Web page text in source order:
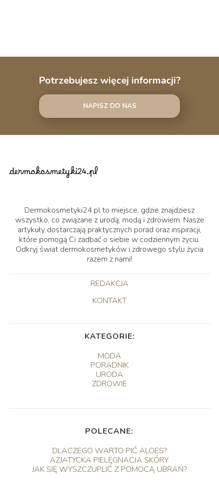
Potrzebujesz więcej informacji?
NAPISZ DO NAS
Dermokosmetyki24.pl to miejsce, gdzie znajdziesz
wszystko, co związane z urodą, modą i zdrowiem. Nasze
artykuły dostarczają praktycznych porad oraz inspiracji,
które pomogą Ci zadbać o siebie w codziennym życiu.
Odkryj świat dermokosmetyków i zdrowego stylu życia
razem z nami!
REDAKCJA
KONTAKT
KATEGORIE:
MODA
PORADNIK
URODA
ZDROWIE
POLECANE:
DLACZEGO WARTO PIĆ ALOES?
AZJATYCKA PIELĘGNACJA SKÓRY
JAK SIĘ WYSZCZUPLIĆ Z POMOCĄ UBRAŃ?